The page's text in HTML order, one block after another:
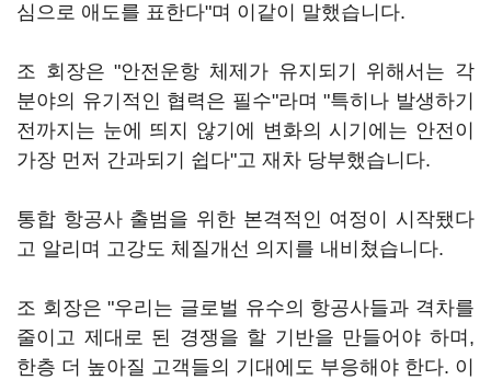
심으로 애도를 표한다"며 이같이 말했습니다.
조 회장은 "안전운항 체제가 유지되기 위해서는 각
분야의 유기적인 협력은 필수"라며 "특히나 발생하기
전까지는 눈에 띄지 않기에 변화의 시기에는 안전이
가장 먼저 간과되기 쉽다"고 재차 당부했습니다.
통합 항공사 출범을 위한 본격적인 여정이 시작됐다
고 알리며 고강도 체질개선 의지를 내비쳤습니다.
조 회장은 "우리는 글로벌 유수의 항공사들과 격차를
줄이고 제대로 된 경쟁을 할 기반을 만들어야 하며,
한층 더 높아질 고객들의 기대에도 부응해야 한다. 이